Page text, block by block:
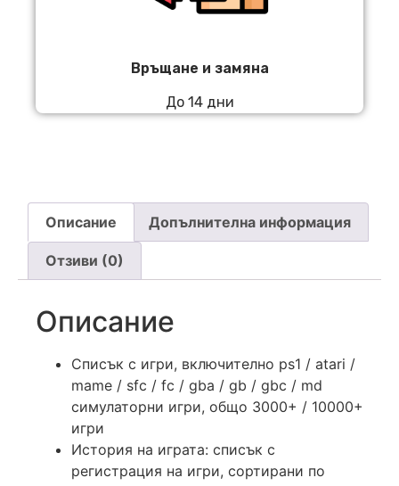
Връщане и замяна
До 14 дни
Описание Допълнителна информация
Отзиви (0)
Описание
Списък с игри, включително ps1 / atari /
mame / sfc / fc / gba / gb / gbc / md
симулаторни игри, общо 3000+ / 10000+
игри
История на играта: списък с
регистрация на игри, сортирани по